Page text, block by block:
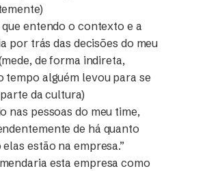
que entendo o contexto e a
por trás das decisões do meu
de forma indireta,
tempo alguém levou para se
da cultura)
nas pessoas do meu time,
de há quanto
estão na empresa.”
esta empresa como